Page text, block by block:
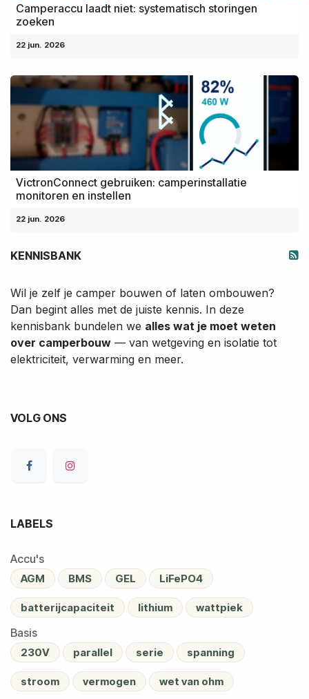
Camperaccu laadt niet: systematisch storingen
zoeken
22 jun. 2026
VictronConnect gebruiken: camperinstallatie
monitoren en instellen
22 jun. 2026
KENNISBANK
Wil je zelf je camper bouwen of laten ombouwen?
Dan begint alles met de juiste kennis. In deze
kennisbank bundelen we alles wat je moet weten
over camperbouw — van wetgeving en isolatie tot
elektriciteit, verwarming en meer.
VOLG ONS
LABELS
Accu's
AGM BMS GEL LiFePO4
batterijcapaciteit lithium wattpiek
Basis
230V parallel serie spanning
stroom vermogen wet van ohm